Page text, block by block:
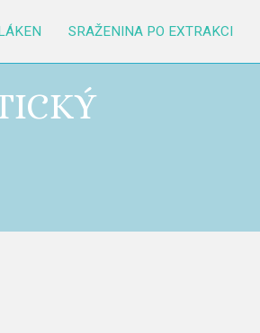
SRAŽENINA PO EXTRAKCI